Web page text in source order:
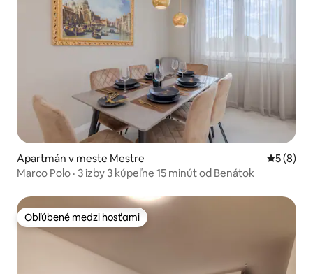
Apartmán v meste Mestre
5 (8)
Marco Polo · 3 izby 3 kúpeľne 15 minút od Benátok
Obľúbené medzi hosťami
Obľúbené medzi hosťami